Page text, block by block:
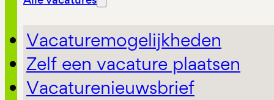
Vacaturemogelijkheden
Zelf een vacature plaatsen
Vacaturenieuwsbrief